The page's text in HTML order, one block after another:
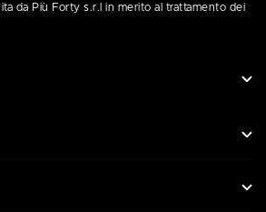
da Più Forty s.r.l in merito al trattamento dei